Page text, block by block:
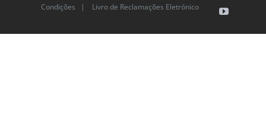
Condições |
Livro de Reclamações Eletrónico YouTube